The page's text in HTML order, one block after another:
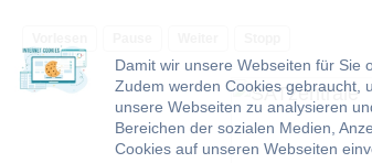
Damit wir unsere Webseiten für Sie
Zudem werden Cookies gebraucht,
unsere Webseiten zu analysieren
Bereichen der sozialen Medien,
Cookies auf unseren Webseiten